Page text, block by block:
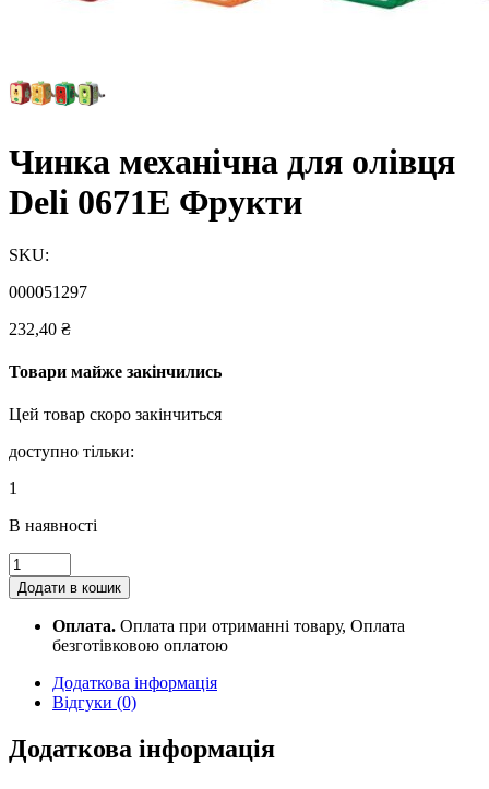
Чинка механічна для олівця
Deli 0671Е Фрукти
SKU:
000051297
232,40 ₴
Товари майже закінчились
Цей товар скоро закінчиться
доступно тільки:
1
В наявності
Чинка
механічна
для
олівця
Фрукти
quantity
Додати в кошик
Оплата. Оплата при отриманні товару, Оплата
безготівковою оплатою
Додаткова інформація
Відгуки (0)
Додаткова інформація